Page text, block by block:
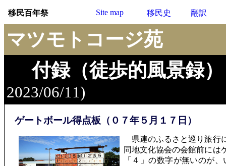
移民百年祭 Site map 移民史 翻訳
マツモトコージ苑
付録（徒歩的風景録）
2023/06/11)
ゲートボール得点板（０７年５月１７日）
県連のふるさと巡り旅行
同地文化協会の会館前には
「４」の数字が無いのが